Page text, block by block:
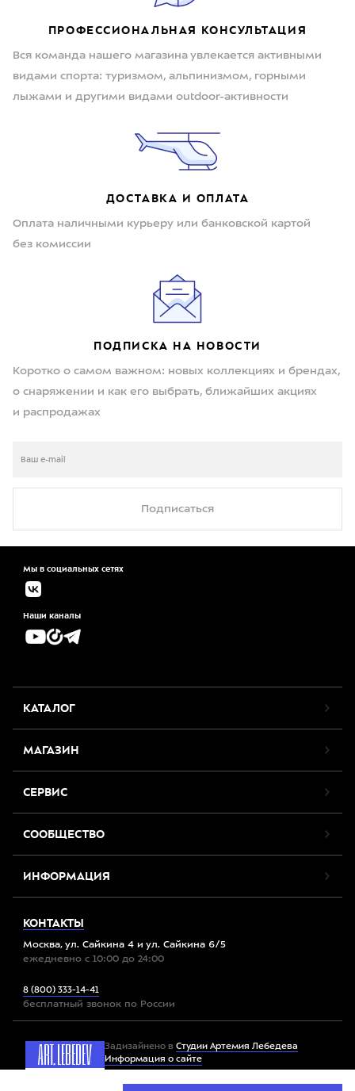
ПРОФЕССИОНАЛЬНАЯ КОНСУЛЬТАЦИЯ
Вся команда нашего магазина увлекается активными
видами спорта: туризмом, альпинизмом, горными
лыжами и другими видами outdoor-активности
ДОСТАВКА И ОПЛАТА
Оплата наличными курьеру или банковской картой
без комиссии
ПОДПИСКА НА НОВОСТИ
Коротко о самом важном: новых коллекциях и брендах,
о снаряжении и как его выбрать, ближайших акциях
и распродажах
Подписаться
Мы в социальных сетях
Наши каналы
КАТАЛОГ
МАГАЗИН
СЕРВИС
СООБЩЕСТВО
ИНФОРМАЦИЯ
КОНТАКТЫ
Москва, ул. Сайкина 4 и ул. Сайкина 6/5
ежедневно с 10:00 до 24:00
8 (800) 333-14-41
бесплатный звонок по России
Задизайнено в Студии Артемия Лебедева
Информация о сайте